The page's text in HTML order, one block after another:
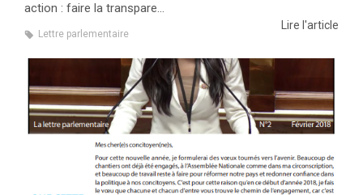
action : faire la transpare...
Lire l'article
Lettre parlementaire